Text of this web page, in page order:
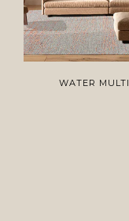
WATER MULTI